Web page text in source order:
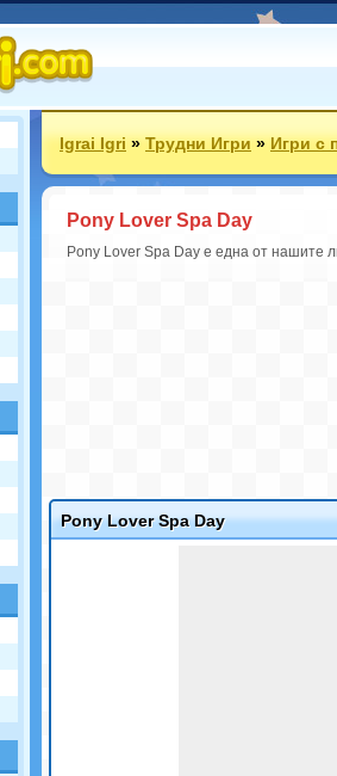
Igrai Igri»Трудни Игри»Игри с
Pony Lover Spa Day
Pony Lover Spa Day е една от нашите
Pony Lover Spa Day